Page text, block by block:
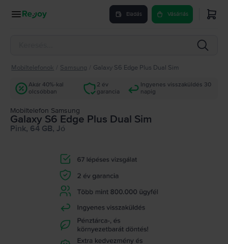
Eladás Vásárlás
Mobiltelefonok Samsung Galaxy S6 Edge Plus Dual Sim
Akár 40%-kal
olcsóbban
2 év
garancia
Ingyenes visszaküldés 30
napig
Mobiltelefon Samsung
Galaxy S6 Edge Plus Dual Sim
Pink, 64 GB, Jó